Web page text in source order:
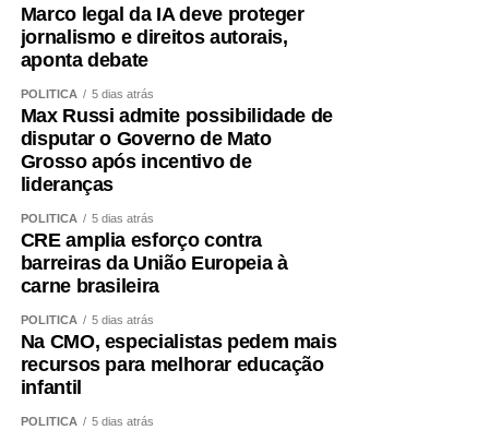
Marco legal da IA deve proteger
jornalismo e direitos autorais,
aponta debate
POLÍTICA 5 dias atrás
Max Russi admite possibilidade de
disputar o Governo de Mato
Grosso após incentivo de
lideranças
POLÍTICA 5 dias atrás
CRE amplia esforço contra
barreiras da União Europeia à
carne brasileira
POLÍTICA 5 dias atrás
Na CMO, especialistas pedem mais
recursos para melhorar educação
infantil
POLÍTICA 5 dias atrás